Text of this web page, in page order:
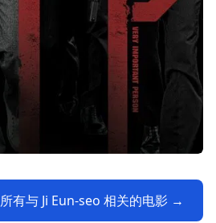
所有与 Ji Eun-seo 相关的电影 →